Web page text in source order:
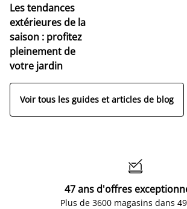
Les tendances
extérieures de la
saison : profitez
pleinement de
votre jardin
Voir tous les guides et articles de blog

47 ans d'offres
Plus de 3600 magasins dans